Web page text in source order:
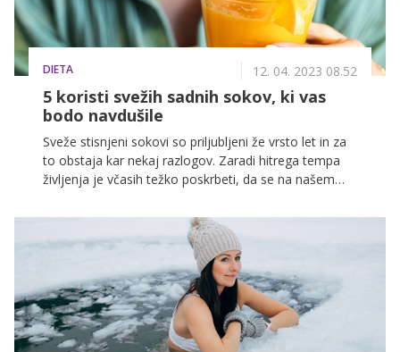
DIETA 12. 04. 2023 08.52
5 koristi svežih sadnih sokov, ki vas
bodo navdušile
Sveže stisnjeni sokovi so priljubljeni že vrsto let in za
to obstaja kar nekaj razlogov. Zaradi hitrega tempa
življenja je včasih težko poskrbeti, da se na našem
zelenjave. K sreči pa sveže stisnjen sok olajša vnos
dnevnega odmerka vitaminov, mineralov in drugih
hranil, ki jih naše telo potrebuje.